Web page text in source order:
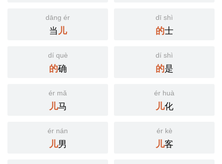
dāng ér
当儿
dī shì
的士
dí què
的确
dí shì
的是
ér mǎ
儿马
ér huà
儿化
ér nán
儿男
ér kè
儿客